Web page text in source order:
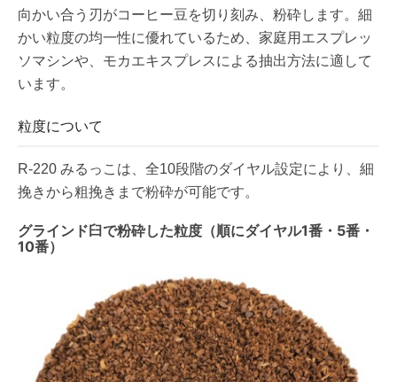
向かい合う刃がコーヒー豆を切り刻み、粉砕します。細
かい粒度の均一性に優れているため、家庭用エスプレッ
ソマシンや、モカエキスプレスによる抽出方法に適して
います。
粒度について
R-220 みるっこは、全10段階のダイヤル設定により、細
挽きから粗挽きまで粉砕が可能です。
グラインド臼で粉砕した粒度（順にダイヤル1番・5番・
10番）